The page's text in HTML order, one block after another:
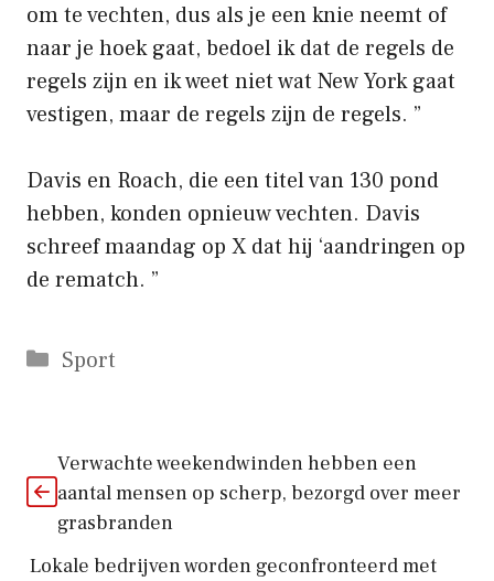
om te vechten, dus als je een knie neemt of
naar je hoek gaat, bedoel ik dat de regels de
regels zijn en ik weet niet wat New York gaat
vestigen, maar de regels zijn de regels. ”
Davis en Roach, die een titel van 130 pond
hebben, konden opnieuw vechten. Davis
schreef maandag op X dat hij ‘aandringen op
de rematch. ”
Categorieën
Sport
Verwachte weekendwinden hebben een
aantal mensen op scherp, bezorgd over meer
grasbranden
Lokale bedrijven worden geconfronteerd met